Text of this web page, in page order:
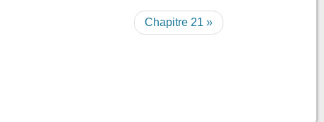
Chapitre 21 »